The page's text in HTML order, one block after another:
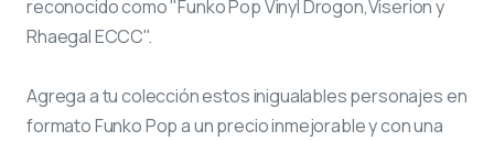
reconocido como "Funko Pop Vinyl Drogon,Viserion y
Rhaegal ECCC".
Agrega a tu colección estos inigualables personajes en
formato Funko Pop a un precio inmejorable y con una